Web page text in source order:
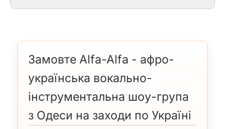
Замовте Alfa-Alfa - афро-
українська вокально-
інструментальна шоу-група
з Одеси на заходи по Україні